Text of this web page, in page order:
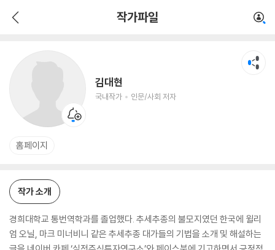
작가파일
김대현
국내작가 인문/사회 저자
인문/사회 저자
홈페이지
작가 소개
경희대학교 통번역학과를 졸업했다. 추세추종의 불모지였던 한국에 윌리
엄 오닐, 마크 미너비니 같은 추세추종 대가들의 기법을 소개 및 해설하는